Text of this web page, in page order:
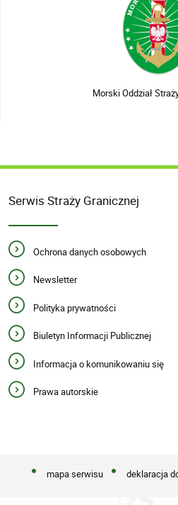
Morski Oddział
Serwis Straży Granicznej
Ochrona danych osobowych
Newsletter
Polityka prywatności
Biuletyn Informacji Publicznej
Informacja o komunikowaniu się
Prawa autorskie
mapa serwisu deklaracja